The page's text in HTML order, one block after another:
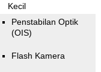
Kecil
Penstabilan Optik
(OIS)
Flash Kamera